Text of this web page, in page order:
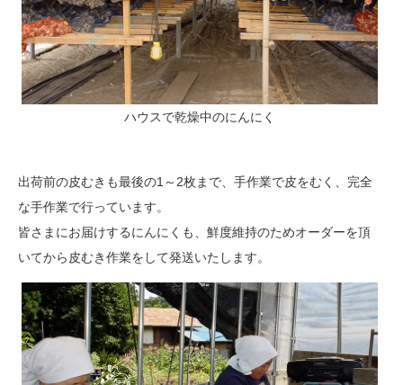
ハウスで乾燥中のにんにく
出荷前の皮むきも最後の1～2枚まで、手作業で皮をむく、完全
な手作業で行っています。
皆さまにお届けするにんにくも、鮮度維持のためオーダーを頂
いてから皮むき作業をして発送いたします。